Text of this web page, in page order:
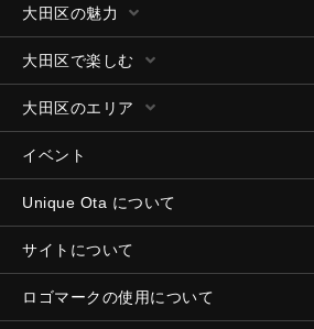
大田区の魅力
大田区で楽しむ
大田区のエリア
イベント
Unique Ota について
サイトについて
ロゴマークの使用について